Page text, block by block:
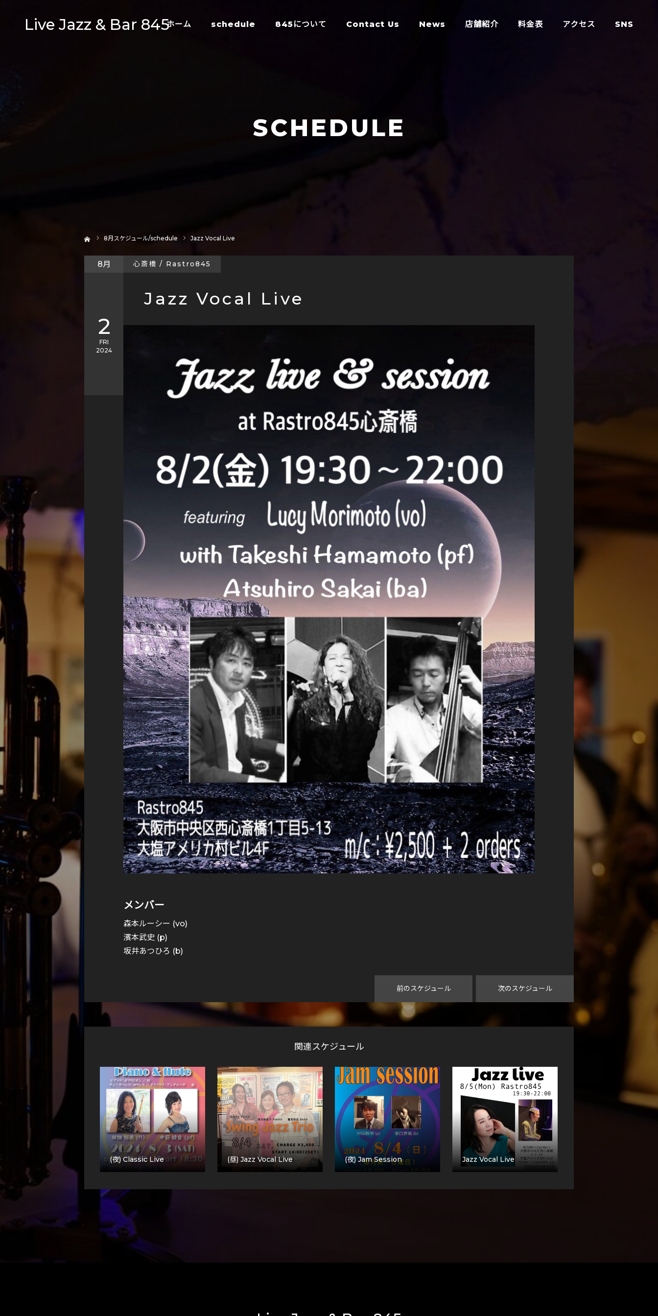
Live Jazz & Bar 845ホーム schedule 845について Contact Us News 店舗紹介 料金表 アクセス SNS
SCHEDULE
8月スケジュール/schedule Jazz Vocal Live
Jazz Vocal Live
8月
2
FRI
2024
心斎橋 / Rastro845
メンバー
森本ルーシー (vo)
濱本武史 (p)
坂井あつひろ (b)
前のスケジュール 次のスケジュール
関連スケジュール
(夜) Classic Live (昼) Jazz Vocal Live (夜) Jam Session Jazz Vocal Live